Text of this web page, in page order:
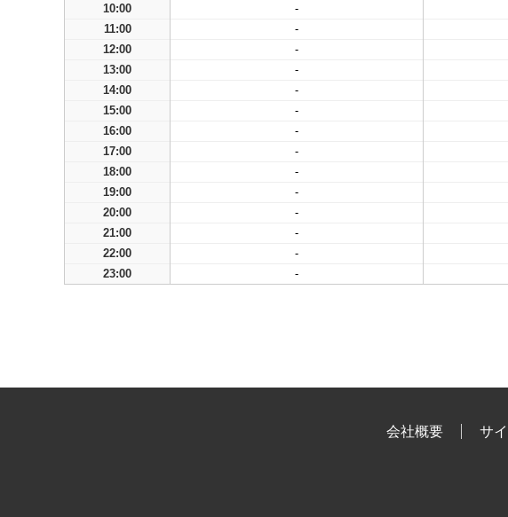
10:00
-
11:00
-
12:00
-
13:00
-
14:00
-
15:00
-
16:00
-
17:00
-
18:00
-
19:00
-
20:00
-
21:00
-
22:00
-
23:00
-
会社概要 サ